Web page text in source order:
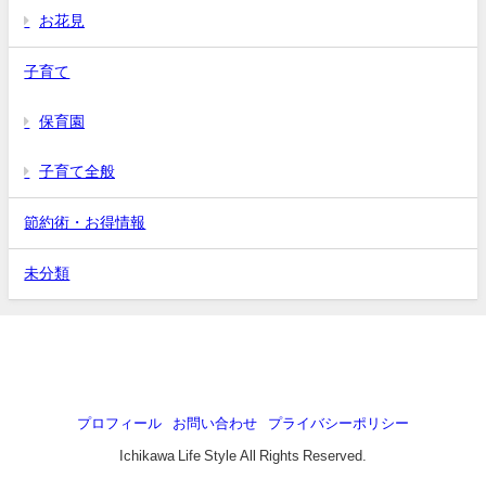
お花見
子育て
保育園
子育て全般
節約術・お得情報
未分類
プロフィール お問い合わせ プライバシーポリシー
Ichikawa Life Style All Rights Reserved.